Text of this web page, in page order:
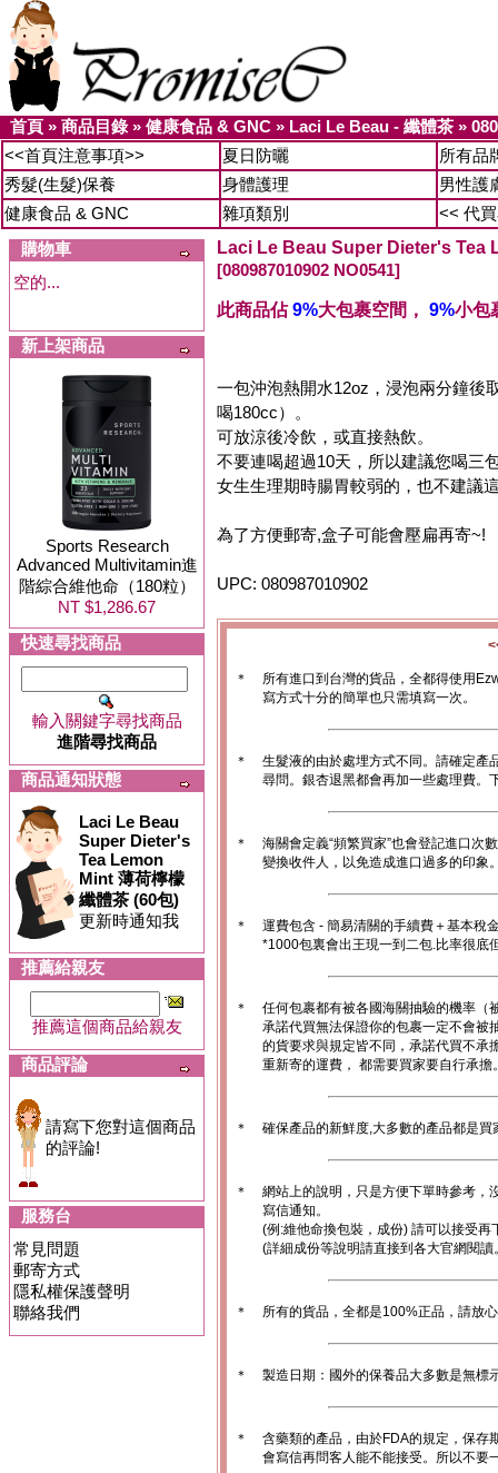
首頁 » 商品目錄» 健康食品 & GNC » Laci Le Beau - 纖體茶 »
<<首頁注意事項>>
夏日防曬
所有品
秀髮(生髮)保養
身體護理
男性護
健康食品 & GNC
雜項類別
<< 代
購物車
空的...
新上架商品
Sports Research
Advanced Multivitamin進
階綜合維他命（180粒）
NT $1,286.67
快速尋找商品
輸入關鍵字尋找商品
進階尋找商品
商品通知狀態
Laci Le Beau
Super Dieter's
Tea Lemon
Mint 薄荷檸檬
纖體茶 (60包)
更新時通知我
推薦給親友
推薦這個商品給親友
商品評論
請寫下您對這個商品
的評論!
服務台
常見問題
郵寄方式
隱私權保護聲明
聯絡我們
Laci Le Beau Super Dieter's Tea
[080987010902 NO0541]
此商品佔9%大包裹空間， 9%小包
一包沖泡熱開水12oz，浸泡兩分鐘後
喝180cc）。
可放涼後冷飲，或直接熱飲。
不要連喝超過10天，所以建議您喝三
女生生理期時腸胃較弱的，也不建議
為了方便郵寄,盒子可能會壓扁再寄~!
UPC: 080987010902
＊
所有進口到台灣的貨品，全都得使用
寫方式十分的簡單也只需填寫一次。
＊
生髮液的由於處埋方式不同。請確定產
尋問。銀杏退黑都會再加一些處理費。
＊
海關會定義“頻繁買家”也會登記進口次
變換收件人，以免造成進口過多的印象
＊
運費包含 - 簡易清關的手續費＋基本稅
*1000包裏會出王現一到二包.比率很底
＊
任何包裹都有被各國海關抽驗的機率（
承諾代買無法保證你的包裹一定不會被
的貨要求與規定皆不同，承諾代買不承
重新寄的運費， 都需要買家要自行承擔
＊ 確保產品的新鮮度,大多數的產品都是
＊
網站上的說明，只是方便下單時參考，
寫信通知。
(例:維他命換包裝，成份) 請可以接受再
(詳細成份等說明請直接到各大官網閱讀
＊ 所有的貨品，全都是100%正品，請放
＊ 製造日期：國外的保養品大多數是無標
＊
含藥類的產品，由於FDA的規定，保存
會寫信再問客人能不能接受。所以不要